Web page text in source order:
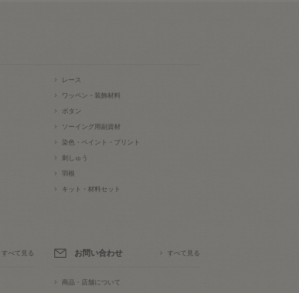
レース
ワッペン・装飾材料
ボタン
ソーイング用副資材
染色・ペイント・プリント
刺しゅう
羽根
キット・材料セット
すべて見る お問い合わせ すべて見る
商品・店舗について